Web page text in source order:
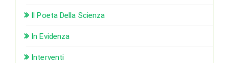
Il Poeta Della Scienza
In Evidenza
Interventi